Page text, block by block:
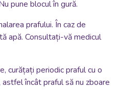
pune blocul în gură.
prafului. În caz de
apă. Consultați-vă medicul
curățați periodic praful cu o
încât praful să nu zboare